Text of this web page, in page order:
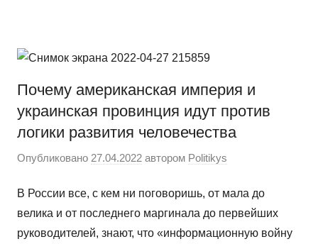
содержимому
сайт
WordPress
Почему американская империя и
украинская провинция идут против
логики развития человечества
Опубликовано 27.04.2022 автором Politikys
В России все, с кем ни поговоришь, от мала до
велика и от последнего маргинала до первейших
руководителей, знают, что «информационную войну